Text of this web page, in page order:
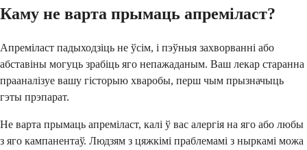
Каму не варта прымаць апреміласт?
Апреміласт падыходзіць не ўсім, і пэўныя захворванні або
абставіны могуць зрабіць яго непажаданым. Ваш лекар старанна
прааналізуе вашу гісторыю хваробы, перш чым прызначыць
гэты прэпарат.
Не варта прымаць апреміласт, калі ў вас алергія на яго або любы
з яго кампанентаў. Людзям з цяжкімі праблемамі з ныркамі можа